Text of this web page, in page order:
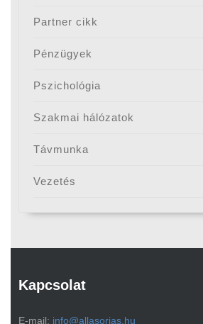
Partner cikk
Pénzügyek
Pszichológia
Szakmai hálózatok
Távmunka
Vezetés
Kapcsolat
E-mail: info@allasorias.hu